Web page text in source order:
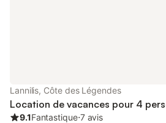
Lannilis, Côte des Légendes
Location de vacances pour 4
9.1Fantastique⋅7 avis